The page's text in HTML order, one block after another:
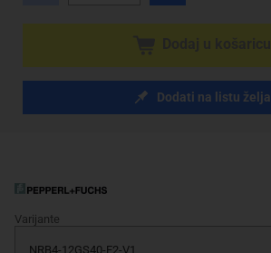
Dodati na listu želja
Varijante